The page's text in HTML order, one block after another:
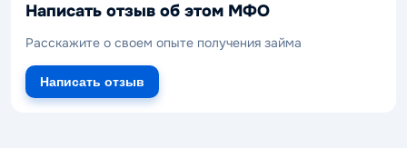
Написать отзыв об этом МФО
Расскажите о своем опыте получения займа
Написать отзыв